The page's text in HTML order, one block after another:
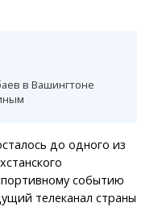
в Вашингтоне
до одного из
событию
телеканал страны